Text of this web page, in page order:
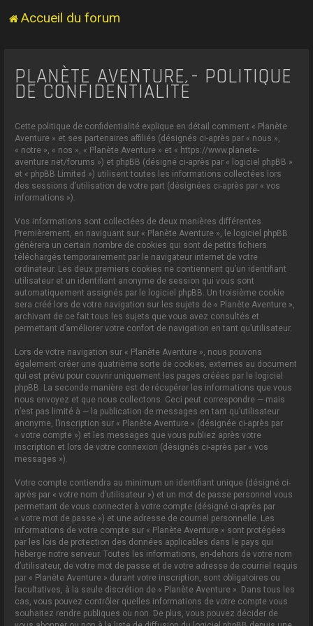
Accueil du forum
PLANÈTE AVENTURE - POLITIQUE
DE CONFIDENTIALITÉ
Cette politique de confidentialité explique en détail comment « Planète
Aventure » et ses partenaires affiliés (désignés ci-après par « nous »,
« notre », « nos », « Planète Aventure » et « https://www.planete-
aventure.net/forums ») et phpBB (désigné ci-après par « logiciel phpBB »
et « phpBB Limited ») utilisent toutes les informations collectées lors
des sessions d’utilisation de votre part (désignées ci-après par « vos
informations »).
Vos informations sont collectées de deux manières différentes.
Premièrement, en naviguant sur « Planète Aventure », le logiciel phpBB
génèrera un certain nombre de cookies qui sont de petits fichiers
téléchargés temporairement par le navigateur internet de votre
ordinateur. Les deux premiers cookies ne contiennent qu’un identifiant
utilisateur et un identifiant anonyme de session qui vous sont
automatiquement assignés par le logiciel phpBB. Un troisième cookie
sera créé lors de votre navigation sur les sujets de « Planète Aventure »,
archivant de ce fait tous les sujets que vous avez consultés et
permettant d’améliorer votre confort de navigation en tant qu’utilisateur.
Lors de votre navigation sur « Planète Aventure », nous pouvons
également créer une quatrième sorte de cookies, externes au document
qui est prévu pour couvrir uniquement les pages créées par le logiciel
phpBB. La seconde manière est de récupérer les informations que vous
nous envoyez et que nous collectons. Ceci peut correspondre — mais
n’est pas limité à — la publication de messages en tant qu’utilisateur
anonyme, l’inscription sur « Planète Aventure » (désignée ci-après par
« votre compte ») et les messages que vous publiez après votre
inscription et lors de votre connexion (désignés ci-après par « vos
messages »).
Votre compte contiendra au minimum un identifiant unique (désigné ci-
après par « votre nom d’utilisateur ») et un mot de passe personnel vous
permettant de vous connecter à votre compte (désigné ci-après par
« votre mot de passe ») et une adresse de courriel personnelle. Les
informations de votre compte sur « Planète Aventure » sont protégées
par les lois de protection des données applicables dans le pays qui
héberge notre serveur. Toutes les informations, en-dehors de votre nom
d’utilisateur, de votre mot de passe et de votre adresse de courriel requis
par « Planète Aventure » durant votre inscription, sont obligatoires ou
facultatives, à la seule discrétion de « Planète Aventure ». Dans tous les
cas, vous pouvez contrôler quelles informations de votre compte vous
souhaitez rendre publiques ou non. De plus, vous pouvez décider de